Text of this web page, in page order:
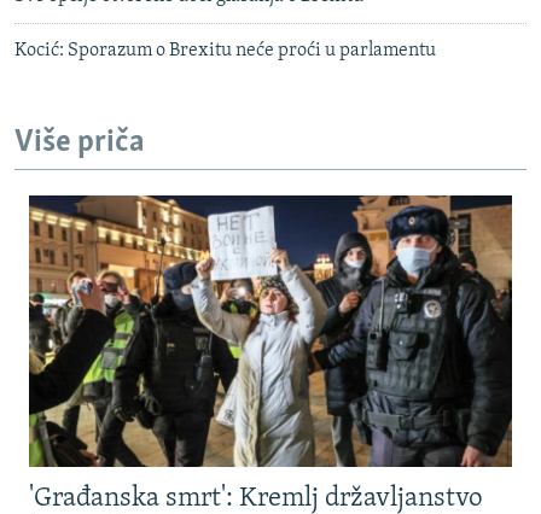
Kocić: Sporazum o Brexitu neće proći u parlamentu
Više priča
'Građanska smrt': Kremlj državljanstvo